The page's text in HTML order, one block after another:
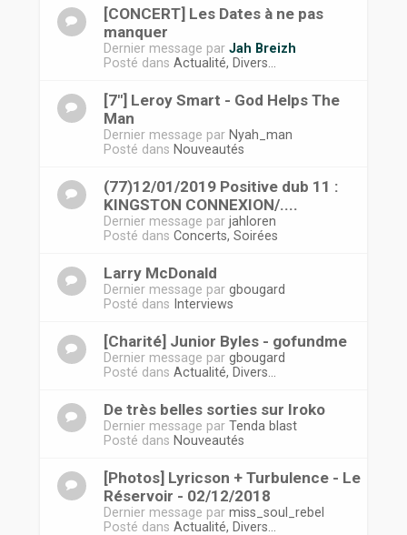
[CONCERT] Les Dates à ne pas
manquer
Dernier message par Jah Breizh
Posté dans Actualité, Divers...
[7"] Leroy Smart - God Helps The
Man
Dernier message par Nyah_man
Posté dans Nouveautés
(77)12/01/2019 Positive dub 11 :
KINGSTON CONNEXION/....
Dernier message par jahloren
Posté dans Concerts, Soirées
Larry McDonald
Dernier message par gbougard
Posté dans Interviews
[Charité] Junior Byles - gofundme
Dernier message par gbougard
Posté dans Actualité, Divers...
De très belles sorties sur Iroko
Dernier message par Tenda blast
Posté dans Nouveautés
[Photos] Lyricson + Turbulence - Le
Réservoir - 02/12/2018
Dernier message par miss_soul_rebel
Posté dans Actualité, Divers...